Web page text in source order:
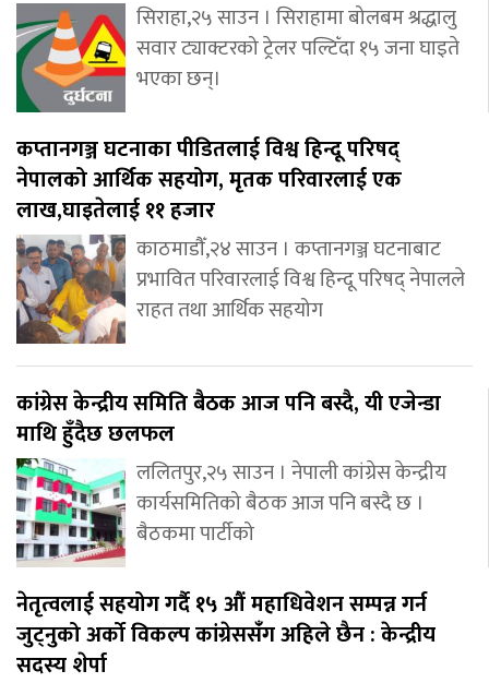
सिराहा,२५ साउन । सिराहामा बोलबम श्रद्धालु
सवार ट्याक्टरको ट्रेलर पल्टिँदा १५ जना घाइते
भएका छन्।
कप्तानगञ्ज घटनाका पीडितलाई विश्व हिन्दू परिषद्
नेपालको आर्थिक सहयोग, मृतक परिवारलाई एक
लाख,घाइतेलाई ११ हजार
काठमाडौँ,२४ साउन । कप्तानगञ्ज घटनाबाट
प्रभावित परिवारलाई विश्व हिन्दू परिषद् नेपालले
राहत तथा आर्थिक सहयोग
कांग्रेस केन्द्रीय समिति बैठक आज पनि बस्दै, यी एजेन्डा
माथि हुँदैछ छलफल
ललितपुर,२५ साउन । नेपाली कांग्रेस केन्द्रीय
कार्यसमितिको बैठक आज पनि बस्दै छ ।
बैठकमा पार्टीको
नेतृत्वलाई सहयोग गर्दै १५ औं महाधिवेशन सम्पन्न गर्न
जुट्नुको अर्को विकल्प कांग्रेससंँग अहिले छैन : केन्द्रीय
सदस्य शेर्पा